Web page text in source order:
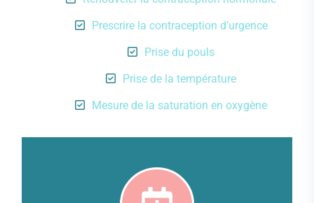
Prescrire la contraception d’urgence
Prise du pouls
Prise de la température
Mesure de la saturation en oxygène